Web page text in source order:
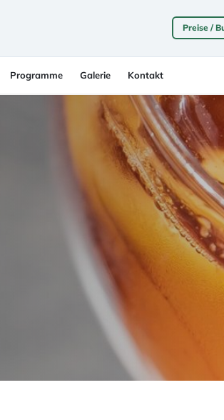
Preise /
Programme Galerie Kontakt